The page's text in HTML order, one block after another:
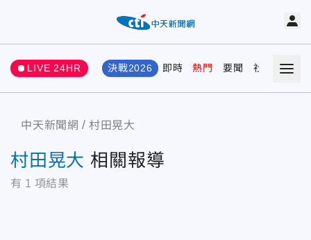
LIVE 24HR 決戰2026 即時 熱門 要聞 社會 娛樂
中天新聞網 村田晃大
村田晃大 相關報導
有 1 項結果